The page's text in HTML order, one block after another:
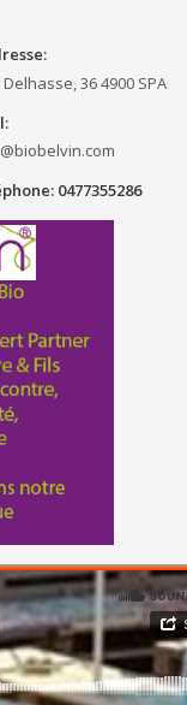
Delhasse, 36 4900 SPA
: 0477355286